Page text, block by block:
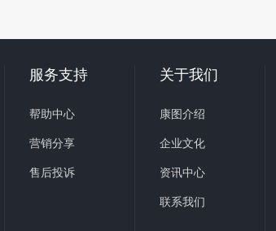
服务支持
帮助中心
营销分享
售后投诉
关于我们
康图介绍
企业文化
资讯中心
联系我们